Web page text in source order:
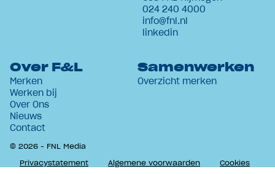
024 240 4000
info@fnl.nl
linkedin
Over F&L
Merken
Werken bij
Over Ons
Nieuws
Contact
Samenwerken
Overzicht merken
© 2026 - FNL Media
Privacystatement
Algemene voorwaarden Cookies